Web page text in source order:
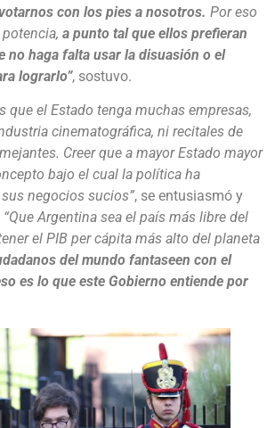
con los pies a nosotros. Por eso
a punto tal que ellos prefieran
no haga falta usar la disuasión o el
lograrlo”, sostuvo.
que el Estado tenga muchas empresas,
cinematográfica, ni recitales de
Creer que a mayor Estado mayor
bajo el cual la política ha
negocios sucios”, se entusiasmó y
“Que Argentina sea el país más libre del
el PIB per cápita más alto del planeta
del mundo fantaseen con el
es lo que este Gobierno entiende por